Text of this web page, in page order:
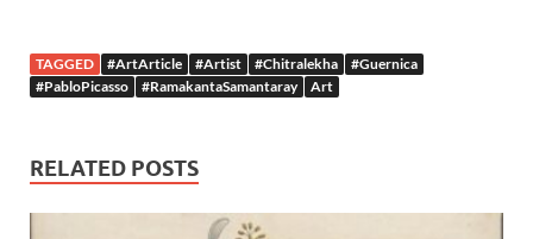
TAGGED #ArtArticle #Artist #Chitralekha
#Guernica
#PabloPicasso
#RamakantaSamantaray Art
RELATED POSTS